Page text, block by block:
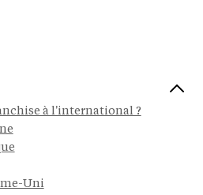
à l'international ?
Uni